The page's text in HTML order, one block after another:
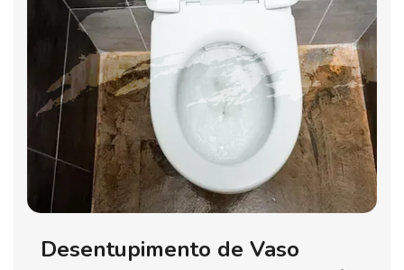
Desentupimento de Vaso